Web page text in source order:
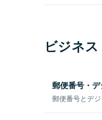
ビジネ
郵便番号・
郵便番号とデ